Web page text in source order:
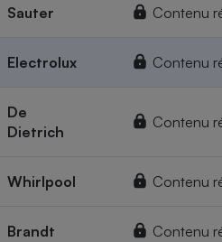
Sauter Contenu
Electrolux Contenu
De
Dietrich
Contenu
Whirlpool Contenu
Brandt Contenu